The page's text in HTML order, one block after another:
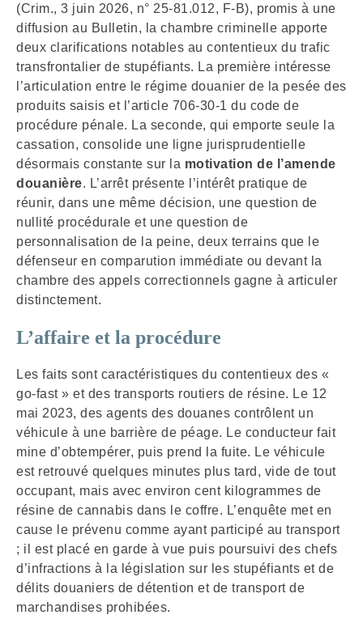
(Crim., 3 juin 2026, n° 25-81.012, F-B), promis à une
diffusion au Bulletin, la chambre criminelle apporte
deux clarifications notables au contentieux du trafic
transfrontalier de stupéfiants. La première intéresse
l’articulation entre le régime douanier de la pesée des
produits saisis et l’article 706-30-1 du code de
procédure pénale. La seconde, qui emporte seule la
cassation, consolide une ligne jurisprudentielle
désormais constante sur la motivation de l’amende
douanière. L’arrêt présente l’intérêt pratique de
réunir, dans une même décision, une question de
nullité procédurale et une question de
personnalisation de la peine, deux terrains que le
défenseur en comparution immédiate ou devant la
chambre des appels correctionnels gagne à articuler
distinctement.
L’affaire et la procédure
Les faits sont caractéristiques du contentieux des «
go-fast » et des transports routiers de résine. Le 12
mai 2023, des agents des douanes contrôlent un
véhicule à une barrière de péage. Le conducteur fait
mine d’obtempérer, puis prend la fuite. Le véhicule
est retrouvé quelques minutes plus tard, vide de tout
occupant, mais avec environ cent kilogrammes de
résine de cannabis dans le coffre. L’enquête met en
cause le prévenu comme ayant participé au transport
; il est placé en garde à vue puis poursuivi des chefs
d’infractions à la législation sur les stupéfiants et de
délits douaniers de détention et de transport de
marchandises prohibées.